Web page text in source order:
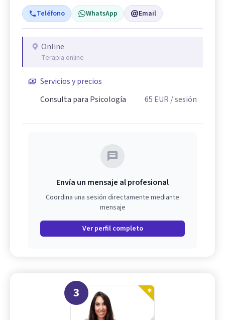
Teléfono WhatsApp Email
Online
Terapia online
Servicios y precios
Consulta para Psicología
65 EUR / sesión
Envía un mensaje al profesional
Coordina una sesión directamente mediante
mensaje
Ver perfil completo
3